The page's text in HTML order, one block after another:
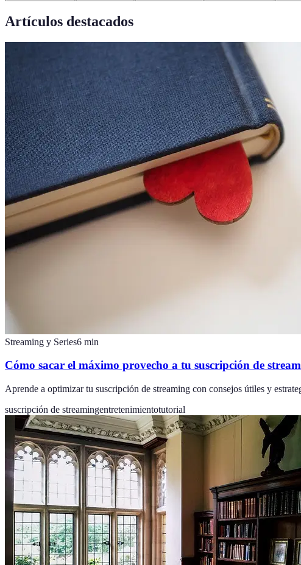
Artículos destacados
Streaming y Series6 min
Cómo sacar el máximo provecho a tu suscripción de
Aprende a optimizar tu suscripción de streaming con consejos útiles y
suscripción de streamingentretenimientotutorial